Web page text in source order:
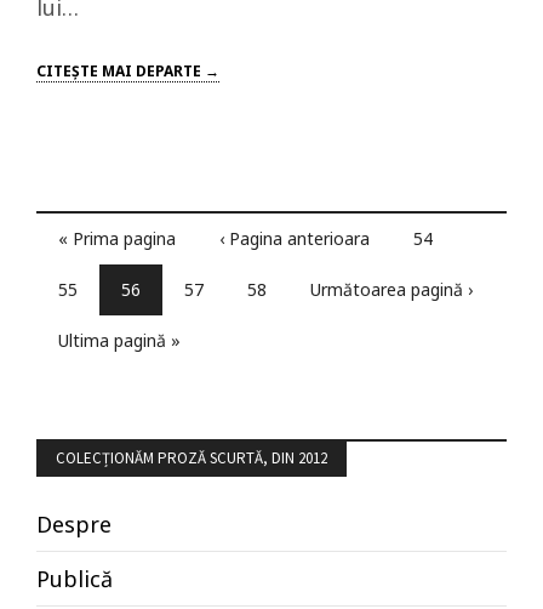
lui…
CITEŞTE MAI DEPARTE →
« Prima pagina ‹ Pagina anterioara 54
55 56 57 58 Următoarea pagină ›
Ultima pagină »
COLECȚIONĂM PROZĂ SCURTĂ, DIN 2012
Despre
Publică